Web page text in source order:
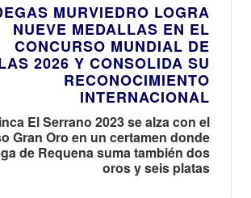
MURVIEDRO LOGRA
NUEVE MEDALLAS EN EL
CONCURSO MUNDIAL DE
2026 Y CONSOLIDA SU
RECONOCIMIENTO
INTERNACIONAL
El Serrano 2023 se alza con el
Gran Oro en un certamen donde
de Requena suma también dos
oros y seis platas